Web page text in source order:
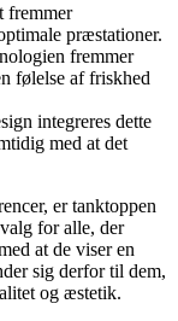
fremmer
præstationer.
fremmer
følelse af friskhed
integreres dette
med at det
er tanktoppen
for alle, der
at de viser en
sig derfor til dem,
og æstetik.